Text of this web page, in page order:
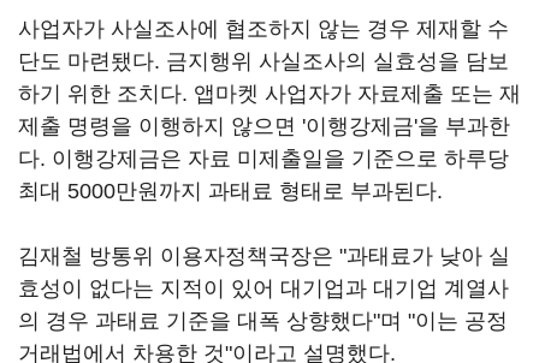
사업자가 사실조사에 협조하지 않는 경우 제재할 수
단도 마련됐다. 금지행위 사실조사의 실효성을 담보
하기 위한 조치다. 앱마켓 사업자가 자료제출 또는 재
제출 명령을 이행하지 않으면 '이행강제금'을 부과한
다. 이행강제금은 자료 미제출일을 기준으로 하루당
최대 5000만원까지 과태료 형태로 부과된다.
김재철 방통위 이용자정책국장은 "과태료가 낮아 실
효성이 없다는 지적이 있어 대기업과 대기업 계열사
의 경우 과태료 기준을 대폭 상향했다"며 "이는 공정
거래법에서 차용한 것"이라고 설명했다.